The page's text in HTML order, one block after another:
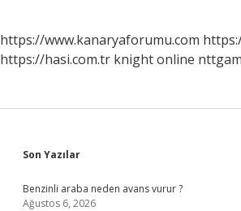
https://www.kanaryaforumu.com
https://hasi.com.tr knight online
Sidebar
Son Yazılar
Benzinli araba neden avans vurur ?
Ağustos 6, 2026